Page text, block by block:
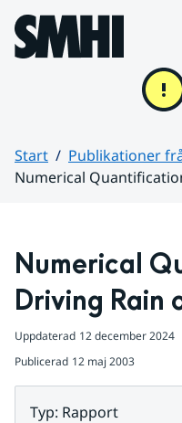
Hoppa till sidans innehåll
Start
Publikationer
Numerical
Numerical
Driving Rain
Uppdaterad 12 december 2024
Publicerad 12 maj 2003
Typ: Rapport